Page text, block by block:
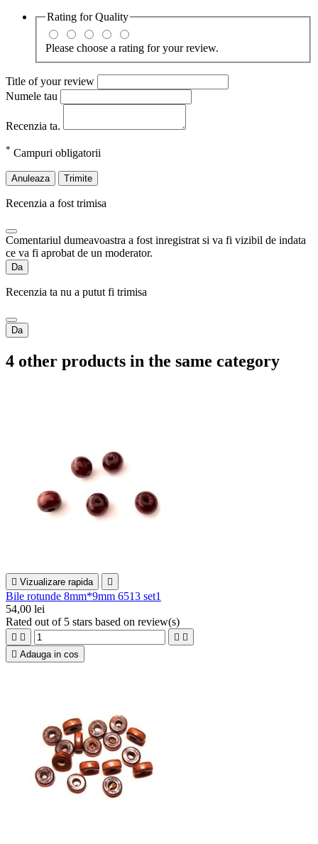
Rating forQuality
Please choose a rating for your review.
Title of your review
Numele tau
Recenzia ta.
* Campuri obligatorii
Anuleaza Trimite
Recenzia a fost trimisa
Comentariul dumeavoastra a fost inregistrat si va fi vizibil de indata
ce va fi aprobat de un moderator.
Da
Recenzia ta nu a putut fi trimisa
Da
4 other products in the same category
 Vizualizare rapida 
Bile rotunde 8mm*9mm 6513 set1
54,00 lei
Rated out of 5 stars based on review(s)
   
 Adauga in cos